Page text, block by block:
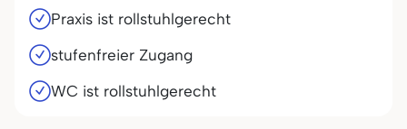
Praxis ist rollstuhlgerecht
stufenfreier Zugang
WC ist rollstuhlgerecht